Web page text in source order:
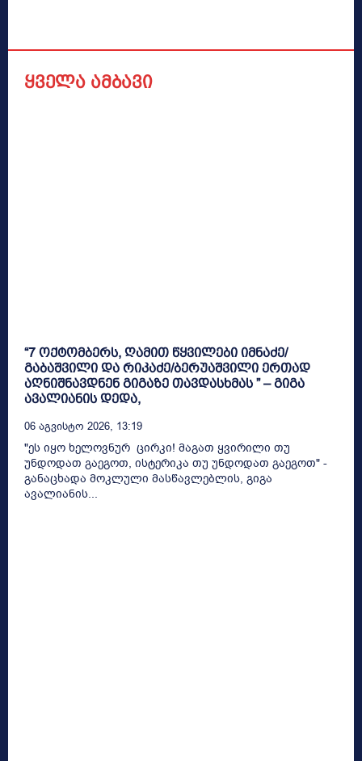
ყველა ამბავი
“7 ოქტომბერს, ღამით წყვილები იმნაძე/
გაბაშვილი და რიკაძე/ბერუაშვილი ერთად
აღნიშნავდნენ გიგაზე თავდასხმას ” – გიგა
ავალიანის დედა,
06 Აგვისტო 2026, 13:19
"ეს იყო ხელოვნურ ცირკი! მაგათ ყვირილი თუ
უნდოდათ გაეგოთ, ისტერიკა თუ უნდოდათ გაეგოთ" -
განაცხადა მოკლული მასწავლებლის, გიგა
ავალიანის...